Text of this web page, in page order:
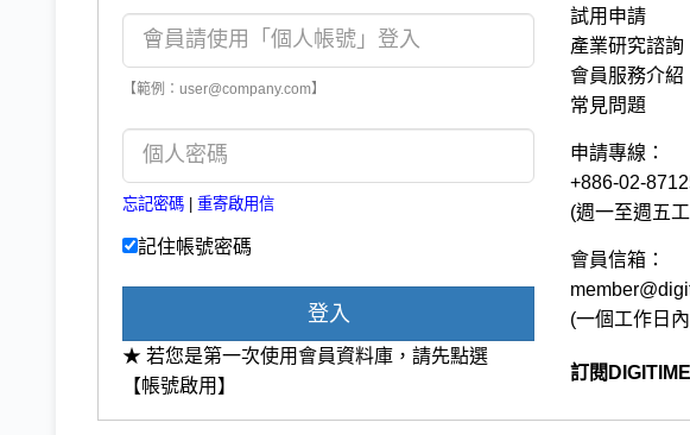
【範例：user@company.com】
忘記密碼 重寄啟用信
記住帳號密碼
登入
★ 若您是第一次使用會員資料庫，請先點選
【帳號啟用】
試用申請
產業研究諮詢
會員服務介紹
常見問題
申請專線：
+886-02-
(週一至週五
會員信箱：
(一個工作日
訂閱